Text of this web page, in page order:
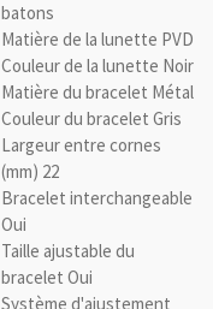
batons
Matière de la lunette PVD
Couleur de la lunette Noir
Matière du bracelet Métal
Couleur du bracelet Gris
Largeur entre cornes
(mm) 22
Bracelet interchangeable
Oui
Taille ajustable du
bracelet Oui
Système d'ajustement